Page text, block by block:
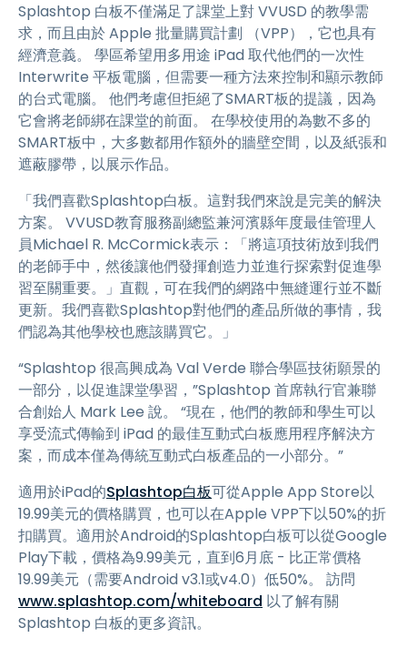
Splashtop 白板不僅滿足了課堂上對 VVUSD 的教學需
求，而且由於 Apple 批量購買計劃 （VPP），它也具有
經濟意義。 學區希望用多用途 iPad 取代他們的一次性
Interwrite 平板電腦，但需要一種方法來控制和顯示教師
的台式電腦。 他們考慮但拒絕了SMART板的提議，因為
它會將老師綁在課堂的前面。 在學校使用的為數不多的
SMART板中，大多數都用作額外的牆壁空間，以及紙張和
遮蔽膠帶，以展示作品。
「我們喜歡Splashtop白板。這對我們來說是完美的解決
方案。 VVUSD教育服務副總監兼河濱縣年度最佳管理人
員Michael R. McCormick表示：「將這項技術放到我們
的老師手中，然後讓他們發揮創造力並進行探索對促進學
習至關重要。」直觀，可在我們的網路中無縫運行並不斷
更新。我們喜歡Splashtop對他們的產品所做的事情，我
們認為其他學校也應該購買它。」
“Splashtop 很高興成為 Val Verde 聯合學區技術願景的
一部分，以促進課堂學習，”Splashtop 首席執行官兼聯
合創始人 Mark Lee 說。 “現在，他們的教師和學生可以
享受流式傳輸到 iPad 的最佳互動式白板應用程序解決方
案，而成本僅為傳統互動式白板產品的一小部分。”
適用於iPad的Splashtop白板可從Apple App Store以
19.99美元的價格購買，也可以在Apple VPP下以50%的折
扣購買。適用於Android的Splashtop白板可以從Google
Play下載，價格為9.99美元，直到6月底 - 比正常價格
19.99美元（需要Android v3.1或v4.0）低50%。 訪問
www.splashtop.com/whiteboard 以了解有關
Splashtop 白板的更多資訊。